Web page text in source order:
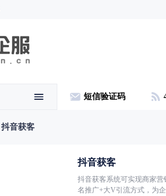
短信验证码
抖音获客
抖音获客
抖音获客系统可实现商家
名推广+大V引流方式，为